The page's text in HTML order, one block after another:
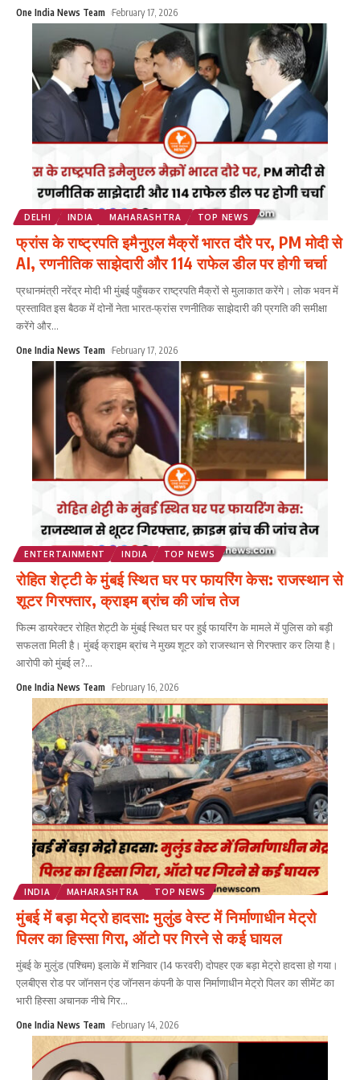
One India News Team February 17, 2026
DELHI INDIA MAHARASHTRA TOP NEWS
फ्रांस के राष्ट्रपति इमैनुएल मैक्रों भारत दौरे पर, PM मोदी से
AI, रणनीतिक साझेदारी और 114 राफेल डील पर होगी चर्चा
प्रधानमंत्री नरेंद्र मोदी भी मुंबई पहुँचकर राष्ट्रपति मैक्रों से मुलाकात करेंगे। लोक भवन में
प्रस्तावित इस बैठक में दोनों नेता भारत-फ्रांस रणनीतिक साझेदारी की प्रगति की समीक्षा
करेंगे और...
One India News Team February 17, 2026
ENTERTAINMENT INDIA TOP NEWS
रोहित शेट्टी के मुंबई स्थित घर पर फायरिंग केस: राजस्थान से
शूटर गिरफ्तार, क्राइम ब्रांच की जांच तेज
फिल्म डायरेक्टर रोहित शेट्टी के मुंबई स्थित घर पर हुई फायरिंग के मामले में पुलिस को बड़ी
सफलता मिली है। मुंबई क्राइम ब्रांच ने मुख्य शूटर को राजस्थान से गिरफ्तार कर लिया है।
आरोपी को मुंबई ल?...
One India News Team February 16, 2026
INDIA MAHARASHTRA TOP NEWS
मुंबई में बड़ा मेट्रो हादसा: मुलुंड वेस्ट में निर्माणाधीन मेट्रो
पिलर का हिस्सा गिरा, ऑटो पर गिरने से कई घायल
मुंबई के मुलुंड (पश्चिम) इलाके में शनिवार (14 फरवरी) दोपहर एक बड़ा मेट्रो हादसा हो गया।
एलबीएस रोड पर जॉनसन एंड जॉनसन कंपनी के पास निर्माणाधीन मेट्रो पिलर का सीमेंट का
भारी हिस्सा अचानक नीचे गिर...
One India News Team February 14, 2026